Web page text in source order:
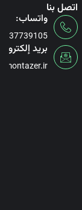
اتصل بنا
واتساب:
بريد